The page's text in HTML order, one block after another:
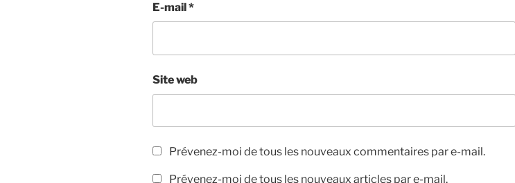
E-mail *
Site web
Prévenez-moi de tous les nouveaux commentaires par e-mail.
Prévenez-moi de tous les nouveaux articles par e-mail.